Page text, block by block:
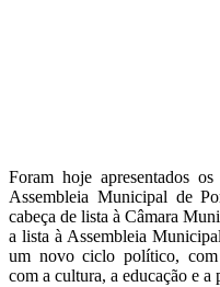
Foram hoje apresentados
Assembleia Municipal de
cabeça de lista à Câmara
a lista à Assembleia
um novo ciclo político, com
com a cultura, a educação e